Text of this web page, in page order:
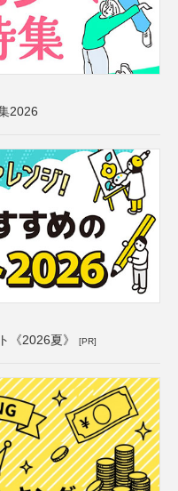
2026
《2026夏》 [PR]